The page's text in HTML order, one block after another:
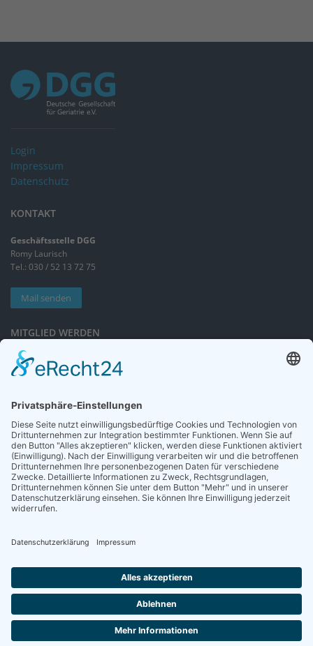
Login
Impressum
Datenschutz
KONTAKT
Geschäftsstelle DGG
Romy Laurisch
Tel.: 030 / 52 13 72 75
Mail senden
MITGLIED WERDEN
Sieben gute Gründe
für Ihre Mitgliedschaft
NEWSLETTER
Neuigkeiten rund um die Geriatrie und die DGG – regelmäßig in Ihrem
Postfach.
Die Zeitschrift für Gerontologie und Geriatrie informiert über Neues aus
unserem Fach.